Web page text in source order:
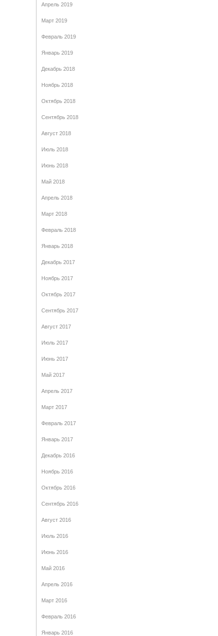
Апрель 2019
Март 2019
Февраль 2019
Январь 2019
Декабрь 2018
Ноябрь 2018
Октябрь 2018
Сентябрь 2018
Август 2018
Июль 2018
Июнь 2018
Май 2018
Апрель 2018
Март 2018
Февраль 2018
Январь 2018
Декабрь 2017
Ноябрь 2017
Октябрь 2017
Сентябрь 2017
Август 2017
Июль 2017
Июнь 2017
Май 2017
Апрель 2017
Март 2017
Февраль 2017
Январь 2017
Декабрь 2016
Ноябрь 2016
Октябрь 2016
Сентябрь 2016
Август 2016
Июль 2016
Июнь 2016
Май 2016
Апрель 2016
Март 2016
Февраль 2016
Январь 2016